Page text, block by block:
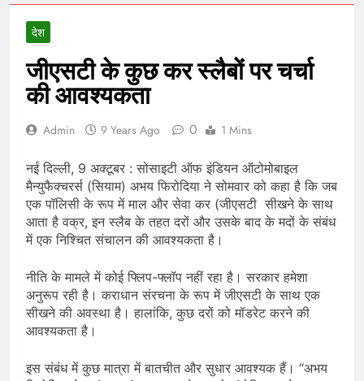
देश
जीएसटी के कुछ कर स्लैबों पर चर्चा
की आवश्यकता
Admin 9 Years Ago 0 1 Mins
नई दिल्ली, 9 अक्टूबर : सोसाइटी ऑफ इंडियन ऑटोमोबाइल
मैन्युफैक्चरर्स (सियाम) अभय फिरोदिया ने सोमवार को कहा है कि जब
एक पॉलिसी के रूप में माल और सेवा कर (जीएसटी सीखने के साथ
आता है वक्र, इन स्लैब के तहत दरों और उसके बाद के मदों के संबंध
में एक निश्चित संचालन की आवश्यकता है।
नीति के मामले में कोई फ्लिप-फ्लॉप नहीं रहा है। सरकार हमेशा
अनुरूप रही है। कराधान संरचना के रूप में जीएसटी के साथ एक
सीखने की अवस्था है। हालांकि, कुछ दरों को मॉडरेट करने की
आवश्यकता है।
इस संबंध में कुछ मात्रा में बातचीत और सुधार आवश्यक हैं। “अभय